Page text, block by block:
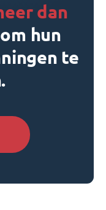
dan
om hun
te